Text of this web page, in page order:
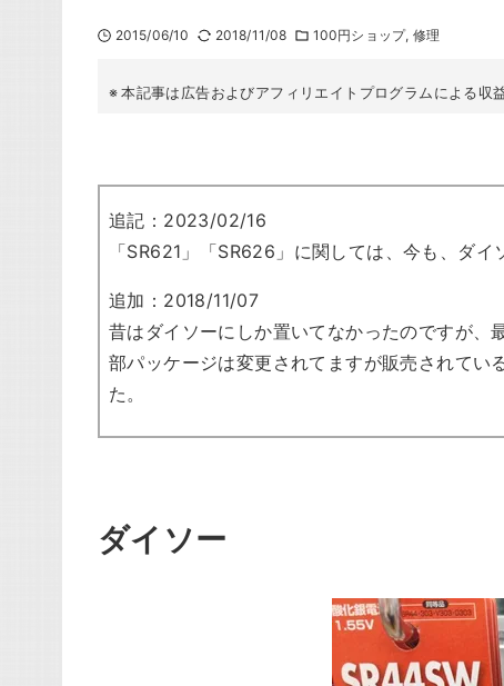
2015/06/10 2018/11/08 100円ショップ 修理
本記事は広告およびアフィリエイトプログラムによる収
追記：2023/02/16
「SR621」「SR626」に関しては、今も、ダ
追加：2018/11/07
昔はダイソーにしか置いてなかったのですが
部パッケージは変更されてますが販売されて
た。
ダイソー